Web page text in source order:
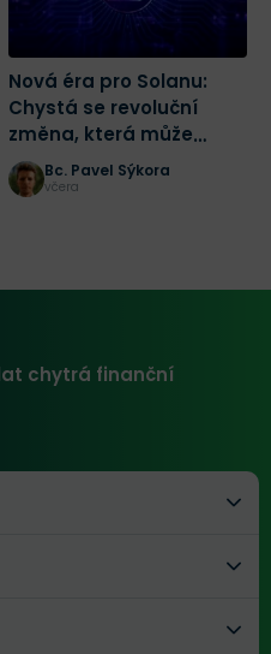
Nová éra pro Solanu:
Chystá se revoluční
změna, která může
spustit masivní růst
Bc. Pavel Sýkora
včera
chytrá finanční